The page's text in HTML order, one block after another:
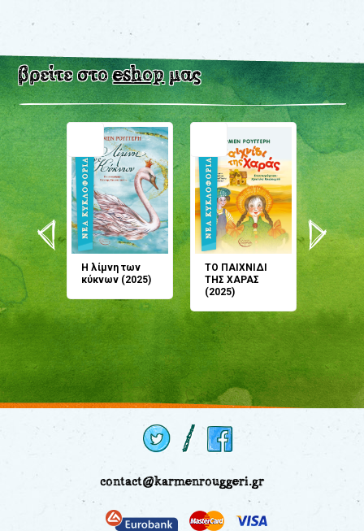
βρείτε στοeshopμας
Η λίμνη των
κύκνων (2025)
ΤΟ ΠΑΙΧΝΙΔΙ
ΤΗΣ ΧΑΡΑΣ
(2025)
μου;
(2024)
contact@karmenrouggeri.gr